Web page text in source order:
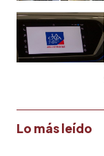
Lo más leído